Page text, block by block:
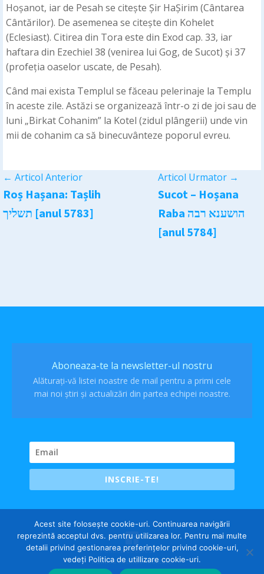
Hoșanot, iar de Pesah se citește Șir HaȘirim (Cântarea
Cântărilor). De asemenea se citește din Kohelet
(Eclesiast). Citirea din Tora este din Exod cap. 33, iar
haftara din Ezechiel 38 (venirea lui Gog, de Sucot) și 37
(profeția oaselor uscate, de Pesah).
Când mai exista Templul se făceau pelerinaje la Templu
în aceste zile. Astăzi se organizează într-o zi de joi sau de
luni „Birkat Cohanim” la Kotel (zidul plângerii) unde vin
mii de cohanim ca să binecuvânteze poporul evreu.
← Articol Anterior
Roș Hașana: Tașlih
תשליך [anul 5783]
Articol Urmator →
Sucot – Hoșana
Raba הושענא רבה
[anul 5784]
Aboneaza-te la newsletter-ul nostru
Alăturați-vă listei noastre de mail pentru a primi cele
mai noi știri și actualizări din partea echipei noastre.
INSCRIE-TE!
Politica cookies
Politica confidentialitate
Acest site folosește cookie-uri. Continuarea navigării
reprezintă acceptul dvs. pentru utilizarea lor. Pentru mai multe
detalii privind gestionarea preferințelor privind cookie-uri,
vedeți Politica de utillizare cookie-uri.